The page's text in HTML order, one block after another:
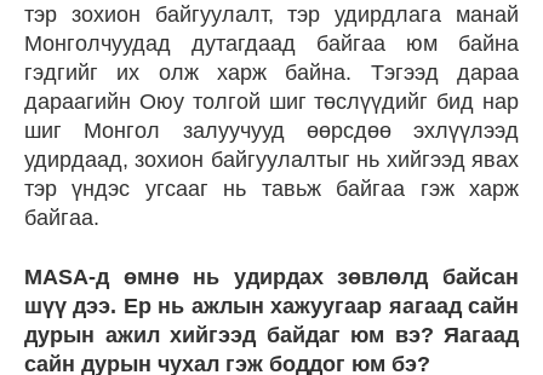
тэр зохион байгуулалт, тэр удирдлага манай
Монголчуудад дутагдаад байгаа юм байна
гэдгийг их олж харж байна. Тэгээд дараа
дараагийн Оюу толгой шиг төслүүдийг бид нар
шиг Монгол залуучууд өөрсдөө эхлүүлээд
удирдаад, зохион байгуулалтыг нь хийгээд явах
тэр үндэс угсааг нь тавьж байгаа гэж харж
байгаа.
MASA-д өмнө нь удирдах зөвлөлд байсан
шүү дээ. Ер нь ажлын хажуугаар яагаад сайн
дурын ажил хийгээд байдаг юм вэ? Яагаад
сайн дурын чухал гэж боддог юм бэ?